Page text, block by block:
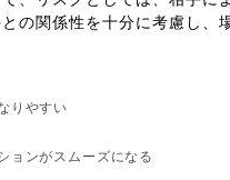
の関係性を十分に考慮し、
りやすい
ョンがスムーズになる